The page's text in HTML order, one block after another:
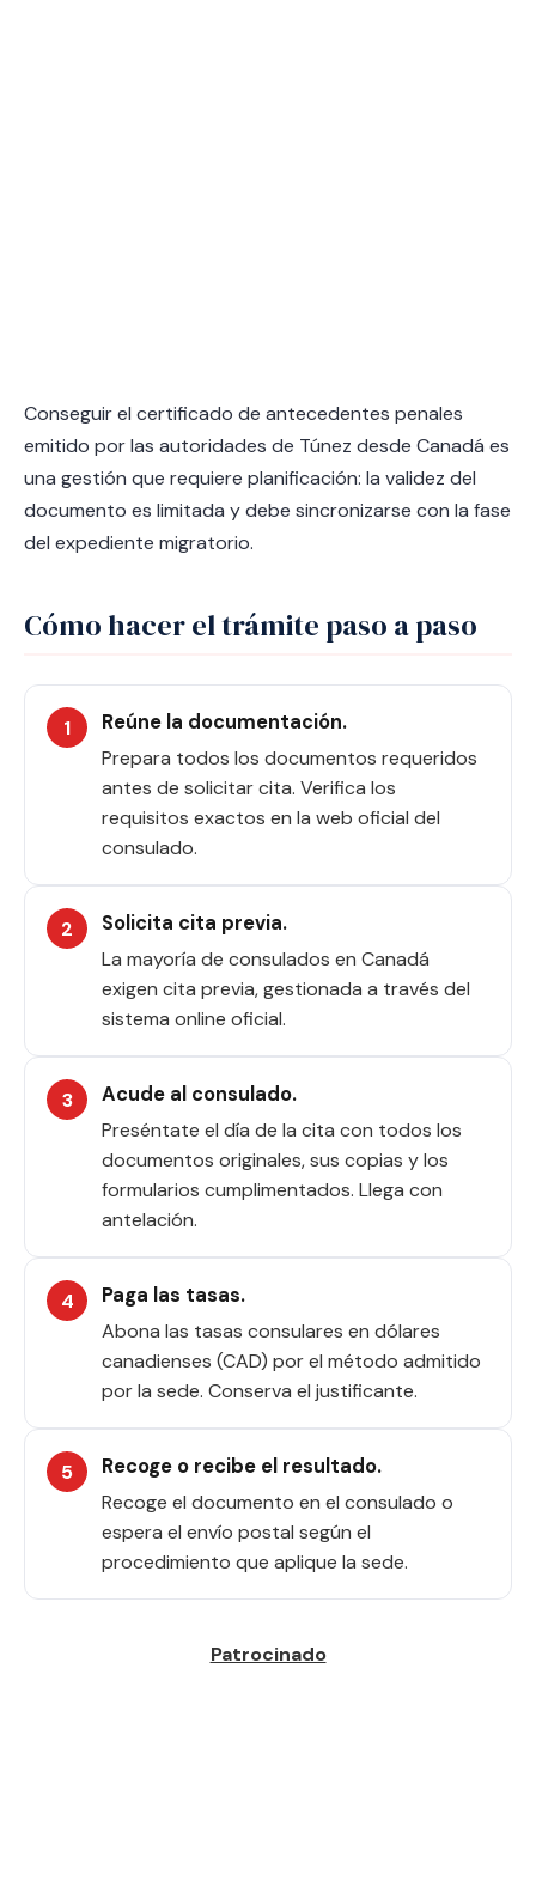
Conseguir el certificado de antecedentes penales
emitido por las autoridades de Túnez desde Canadá es
una gestión que requiere planificación: la validez del
documento es limitada y debe sincronizarse con la fase
del expediente migratorio.
Cómo hacer el trámite paso a paso
Reúne la documentación.
Prepara todos los documentos requeridos
antes de solicitar cita. Verifica los
requisitos exactos en la web oficial del
consulado.
Solicita cita previa.
La mayoría de consulados en Canadá
exigen cita previa, gestionada a través del
sistema online oficial.
Acude al consulado.
Preséntate el día de la cita con todos los
documentos originales, sus copias y los
formularios cumplimentados. Llega con
antelación.
Paga las tasas.
Abona las tasas consulares en dólares
canadienses (CAD) por el método admitido
por la sede. Conserva el justificante.
Recoge o recibe el resultado.
Recoge el documento en el consulado o
espera el envío postal según el
procedimiento que aplique la sede.